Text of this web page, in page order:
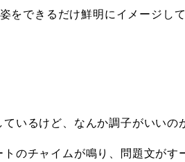
をできるだけ鮮明にイメージして
いるけど、なんか調子がいいの
のチャイムが鳴り、問題文がす